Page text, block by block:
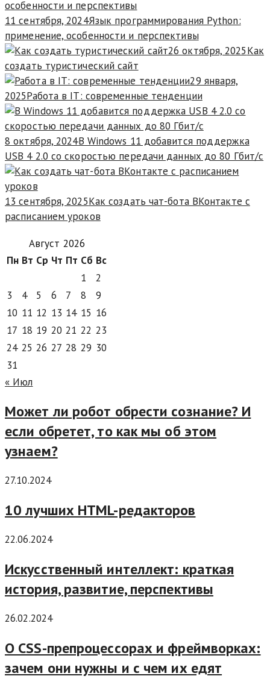
11 сентября, 2024Язык программирования Python:
применение, особенности и перспективы
26 октября, 2025Как
создать туристический сайт
29 января,
2025Работа в IT: современные тенденции
8 октября, 2024В Windows 11 добавится поддержка
USB 4 2.0 со скоростью передачи данных до 80 Гбит/с
13 сентября, 2025Как создать чат-бота ВКонтакте с
расписанием уроков
Август 2026
Пн Вт Ср Чт Пт Сб Вс
1
2
3
4 5 6 7 8
9
10 11 12 13 14 15 16
17 18 19 20 21 22 23
24 25 26 27 28 29 30
31
« Июл
Может ли робот обрести сознание? И
если обретет, то как мы об этом
узнаем?
27.10.2024
10 лучших HTML-редакторов
22.06.2024
Искусственный интеллект: краткая
история, развитие, перспективы
26.02.2024
О CSS-препроцессорах и фреймворках:
зачем они нужны и с чем их едят